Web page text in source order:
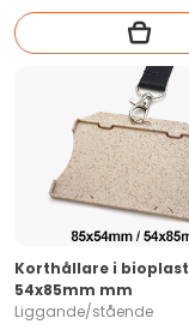
Korthållare i bioplast
54x85mm mm
Liggande/stående